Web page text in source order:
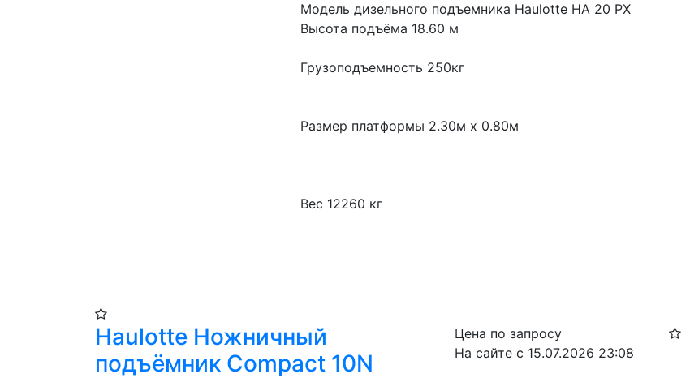
Модель дизельного подъемника Haulotte HA 20 PX
Высота подъёма 18.60 м
Грузоподъемность 250кг
Размер платформы 2.30м x 0.80м
Вес 12260 кг
Haulotte Ножничный
подъёмник Compact 10N
Цена по запросу
На сайте с 15.07.2026 23:08